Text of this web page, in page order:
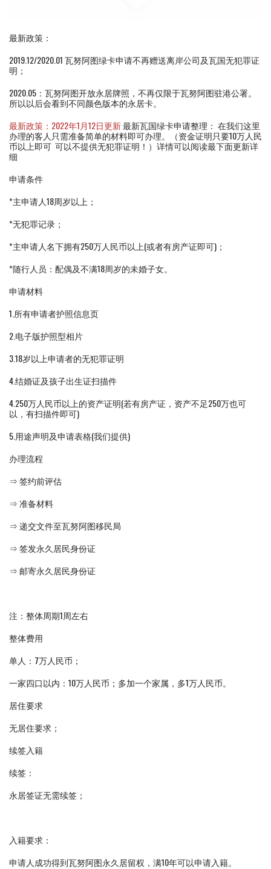
最新政策：
2019.12/2020.01 瓦努阿图绿卡申请不再赠送离岸公司及瓦国无犯罪证
明；
2020.05：瓦努阿图开放永居牌照，不再仅限于瓦努阿图驻港公署。
所以以后会看到不同颜色版本的永居卡。
最新政策：2022年1月12日更新最新瓦国绿卡申请整理： 在我们这里
办理的客人只需准备简单的材料即可办理。（资金证明只要10万人民
币以上即可 可以不提供无犯罪证明！）详情可以阅读最下面更新详
细
申请条件
*主申请人18周岁以上；
*无犯罪记录；
*主申请人名下拥有250万人民币以上(或者有房产证即可)；
*随行人员：配偶及不满18周岁的未婚子女。
申请材料
1.所有申请者护照信息页
2.电子版护照型相片
3.18岁以上申请者的无犯罪证明
4.结婚证及孩子出生证扫描件
4.250万人民币以上的资产证明(若有房产证，资产不足250万也可
以，有扫描件即可)
5.用途声明及申请表格(我们提供)
办理流程
⇒ 签约前评估
⇒ 准备材料
⇒ 递交文件至瓦努阿图移民局
⇒ 签发永久居民身份证
⇒ 邮寄永久居民身份证
注：整体周期1周左右
整体费用
单人：7万人民币；
一家四口以内：10万人民币；多加一个家属，多1万人民币。
居住要求
无居住要求；
续签入籍
续签：
永居签证无需续签；
入籍要求：
申请人成功得到瓦努阿图永久居留权，满10年可以申请入籍。